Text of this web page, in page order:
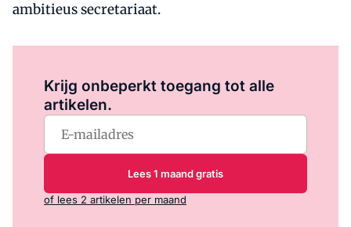
ambitieus secretariaat.
Krijg onbeperkt toegang tot alle
artikelen.
Lees 1 maand gratis
of lees 2 artikelen per maand